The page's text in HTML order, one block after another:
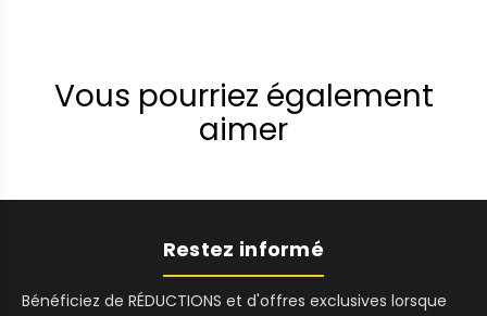
Vous pourriez également
aimer
Restez informé
Bénéficiez de RÉDUCTIONS et d'offres exclusives lorsque